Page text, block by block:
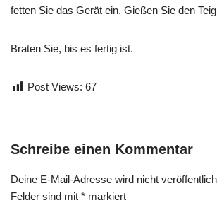
fetten Sie das Gerät ein. Gießen Sie den
Braten Sie, bis es fertig ist.
Post Views: 67
Schreibe einen Kommentar
Deine E-Mail-Adresse wird nicht
Felder sind mit * markiert